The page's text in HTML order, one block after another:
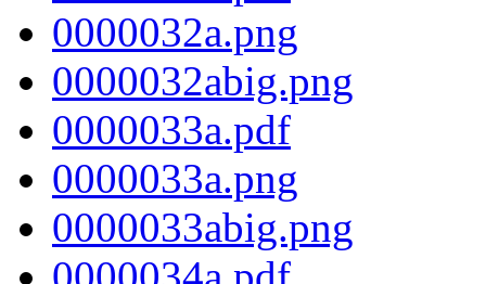
0000032a.png
0000032abig.png
0000033a.pdf
0000033a.png
0000033abig.png